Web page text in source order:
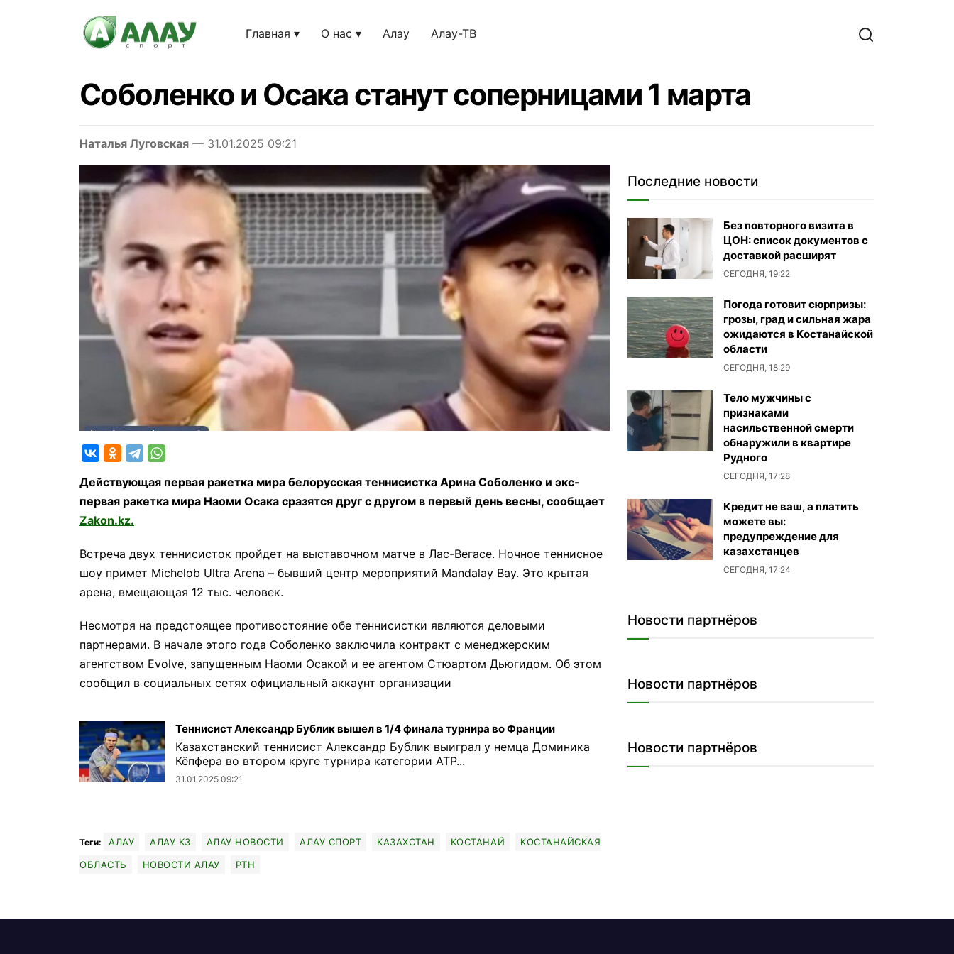
Главная О нас Алау Алау-ТВ
Соболенко и Осака станут соперницами 1 марта
Наталья Луговская — 31.01.2025 09:21
Действующая первая ракетка мира белорусская теннисистка Арина Соболенко и экс-
первая ракетка мира Наоми Осака сразятся друг с другом в первый день весны, сообщает
Zakon.kz.
Встреча двух теннисисток пройдет на выставочном матче в Лас-Вегасе. Ночное теннисное
шоу примет Michelob Ultra Arena – бывший центр мероприятий Mandalay Bay. Это крытая
арена, вмещающая 12 тыс. человек.
Несмотря на предстоящее противостояние обе теннисистки являются деловыми
партнерами. В начале этого года Соболенко заключила контракт с менеджерским
агентством Evolve, запущенным Наоми Осакой и ее агентом Стюартом Дьюгидом. Об этом
сообщил в социальных сетях официальный аккаунт организации
Теннисист Александр Бублик вышел в 1/4 финала турнира во Франции
Казахстанский теннисист Александр Бублик выиграл у немца Доминика
Кёпфера во втором круге турнира категории АТР...
31.01.2025 09:21
Теги: АЛАУ АЛАУ КЗ АЛАУ НОВОСТИ АЛАУ СПОРТ КАЗАХСТАН КОСТАНАЙ
КОСТАНАЙСКАЯ
ОБЛАСТЬ
НОВОСТИ АЛАУ РТН
Последние новости
Без повторного визита в
ЦОН: список документов с
доставкой расширят
СЕГОДНЯ, 19:22
Погода готовит сюрпризы:
грозы, град и сильная жара
ожидаются в Костанайской
области
СЕГОДНЯ, 18:29
Тело мужчины с
признаками
насильственной смерти
обнаружили в квартире
Рудного
СЕГОДНЯ, 17:28
Кредит не ваш, а платить
можете вы:
предупреждение для
казахстанцев
СЕГОДНЯ, 17:24
Новости партнёров
Новости партнёров
Новости партнёров